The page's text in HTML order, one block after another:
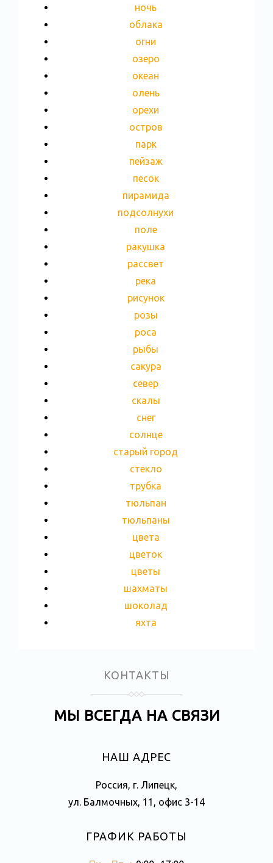
ночь
облака
огни
озеро
океан
олень
орехи
остров
парк
пейзаж
песок
пирамида
подсолнухи
поле
ракушка
рассвет
река
рисунок
розы
роса
рыбы
сакура
север
скалы
снег
солнце
старый город
стекло
трубка
тюльпан
тюльпаны
цвета
цветок
цветы
шахматы
шоколад
яхта
КОНТАКТЫ
МЫ ВСЕГДА НА СВЯЗИ
НАШ АДРЕС
Россия, г. Липецк,
ул. Балмочных, 11, офис 3-14
ГРАФИК РАБОТЫ